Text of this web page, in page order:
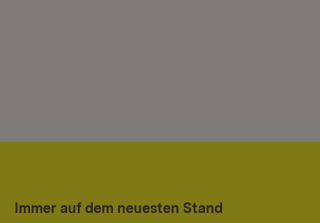
Immer auf dem neuesten Stand